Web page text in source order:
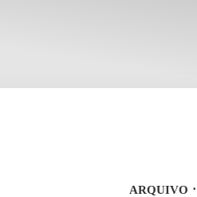
ARQUIVO